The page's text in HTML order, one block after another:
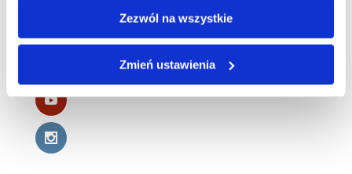
Zezwól na wszystkie
Zmień ustawienia